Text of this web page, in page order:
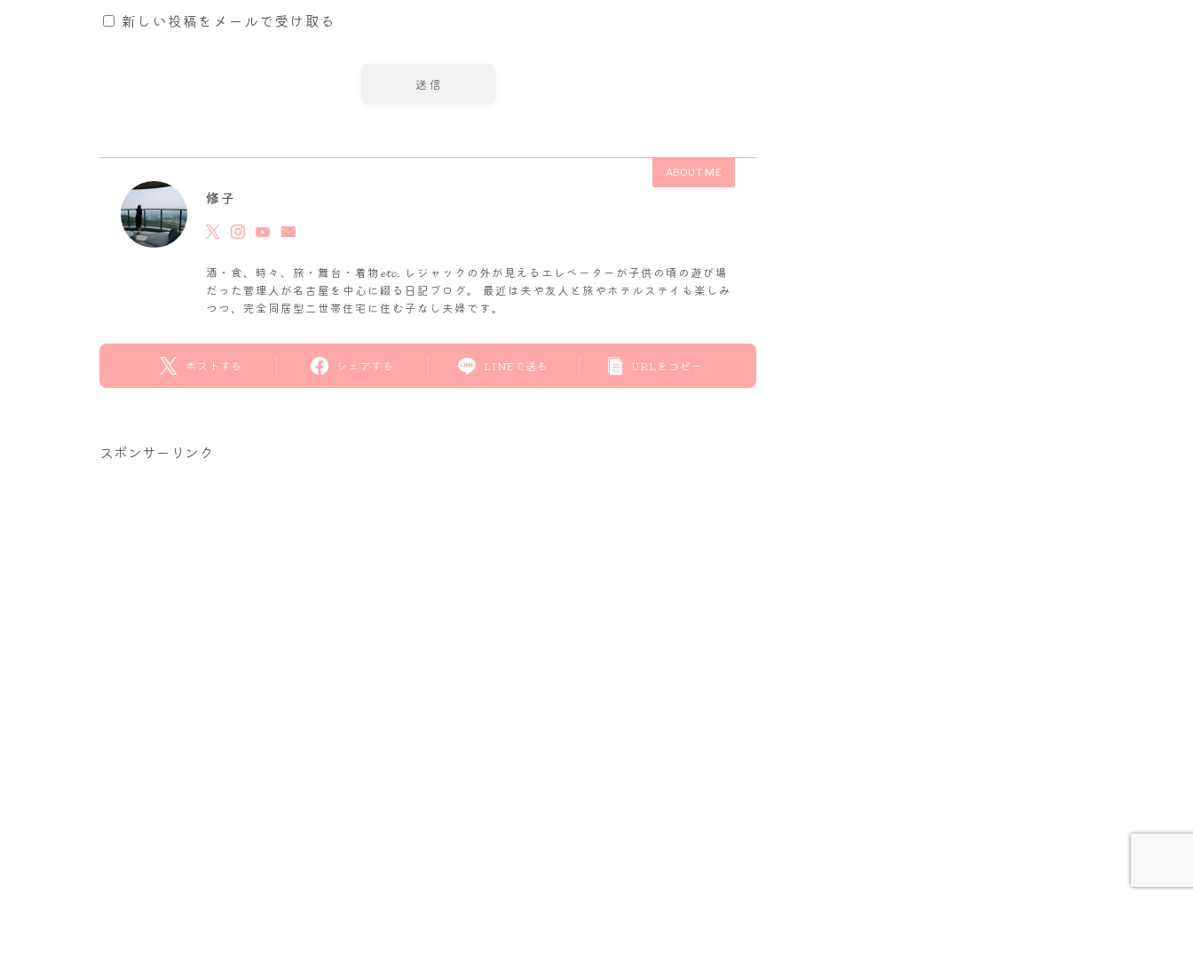
新しい投稿をメールで受け取る
ABOUT ME
修子
酒・食、時々、旅・舞台・着物𝓮𝓽𝓬. レジャックの外が見えるエレベーターが子供の頃の遊び場
だった管理人が名古屋を中心に綴る日記ブログ。 最近は夫や友人と旅やホテルステイも楽しみ
つつ、完全同居型二世帯住宅に住む子なし夫婦です。
ポストする シェアする LINEで送る URLをコピー
スポンサーリンク